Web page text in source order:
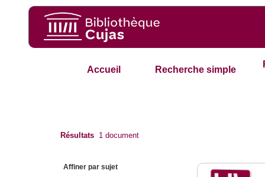
Accueil Recherche simple
Résultats 1 document
Affiner par sujet